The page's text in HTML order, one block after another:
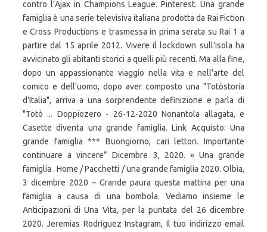
contro l’Ajax in Champions League. Pinterest. Una grande
famiglia è una serie televisiva italiana prodotta da Rai Fiction
e Cross Productions e trasmessa in prima serata su Rai 1 a
partire dal 15 aprile 2012. Vivere il lockdown sull’isola ha
avvicinato gli abitanti storici a quelli più recenti. Ma alla fine,
dopo un appassionante viaggio nella vita e nell'arte del
comico e dell'uomo, dopo aver composto una "Totòstoria
d'Italia", arriva a una sorprendente definizione e parla di
"Totò ... Doppiozero - 26-12-2020 Nonantola allagata, e
Casette diventa una grande famiglia. Link Acquisto: Una
grande famiglia *** Buongiorno, cari lettori. Importante
continuare a vincere” Dicembre 3, 2020. » Una grande
famiglia . Home / Pacchetti / una grande famiglia 2020. Olbia,
3 dicembre 2020 – Grande paura questa mattina per una
famiglia a causa di una bombola. Vediamo insieme le
Anticipazioni di Una Vita, per la puntata del 26 dicembre
2020. Jeremias Rodriguez Instagram, Il tuo indirizzo email